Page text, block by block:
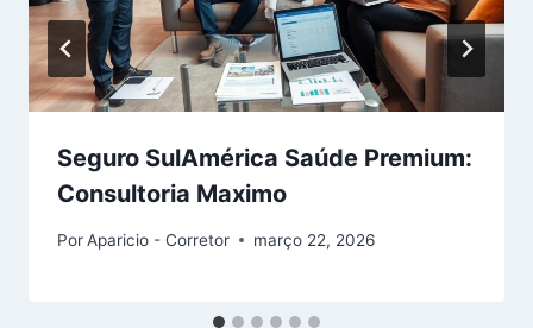
Seguro SulAmérica Saúde Premium:
Consultoria Maximo
PorAparicio - Corretor março 22, 2026